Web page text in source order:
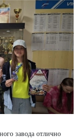
завода отлично